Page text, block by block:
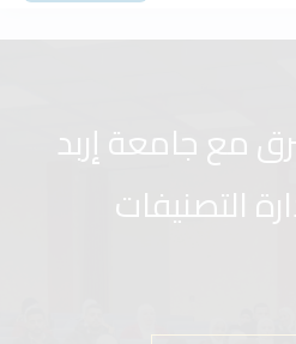
مع جامعة إربد
التصنيفات
– انطلق في
في بيئة تحفز